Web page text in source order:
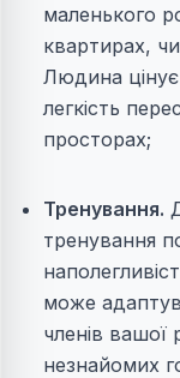
маленького
квартирах,
Людина цінує
легкість
просторах;
Тренування.
тренування
може
членів
незнайомих